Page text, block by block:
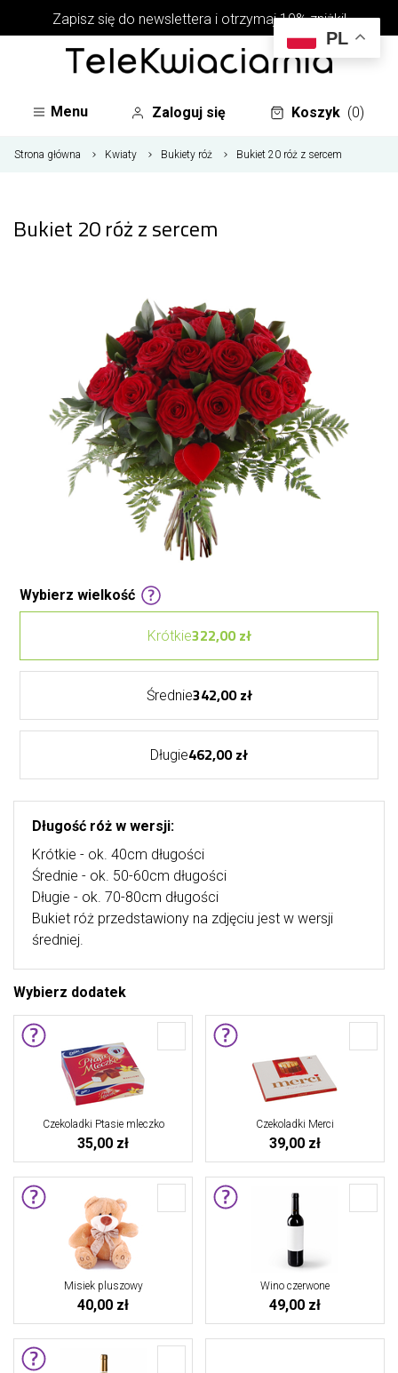
Zapisz się do newslettera i otrzymaj 10% zniżki!
Menu Zaloguj się Koszyk (0)
Strona główna Kwiaty Bukiety róż Bukiet 20 róż z sercem
Bukiet 20 róż z sercem
Wybierz wielkość
Krótkie322,00 zł
Średnie342,00 zł
Długie462,00 zł
Długość róż w wersji:
Krótkie - ok. 40cm długości
Średnie - ok. 50-60cm długości
Długie - ok. 70-80cm długości
Bukiet róż przedstawiony na zdjęciu jest w wersji
średniej.
Wybierz dodatek
Czekoladki Ptasie mleczko
35,00 zł
Czekoladki Merci
39,00 zł
Misiek pluszowy
40,00 zł
Wino czerwone
49,00 zł
PL